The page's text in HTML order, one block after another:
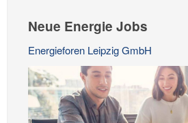
Neue Energie Jobs
Energieforen Leipzig GmbH